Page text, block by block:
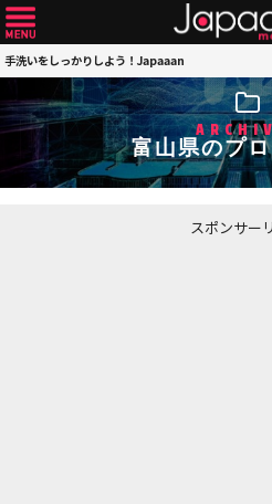
手洗いをしっかりしよう！Japaaan
富山県のプ
スポンサー